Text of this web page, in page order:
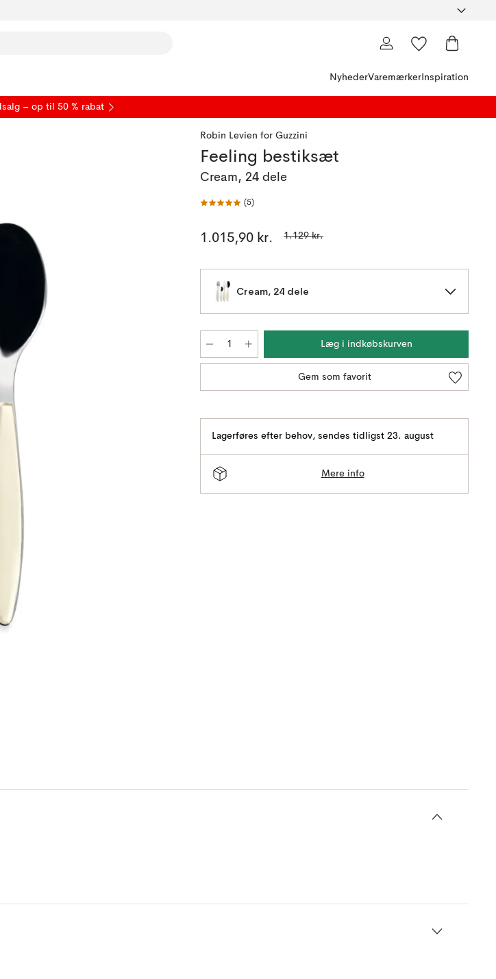
NyhederVaremærker Inspiration
– op til 50 % rabat
Robin Levien for Guzzini
Feeling bestiksæt
Cream, 24 dele
(5)
1.015,90 kr. 1.129 kr.
Cream, 24 dele
Læg i indkøbskurven
Gem som favorit
Lagerføres efter behov, sendes tidligst 23. august
Mere info